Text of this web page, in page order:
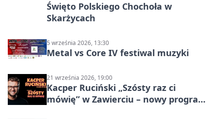
Święto Polskiego Chochoła w
Skarżycach
5 września 2026, 13:30
Metal vs Core IV festiwal muzyki
21 września 2026, 19:00
Kacper Ruciński „Szósty raz ci
mówię” w Zawierciu – nowy program